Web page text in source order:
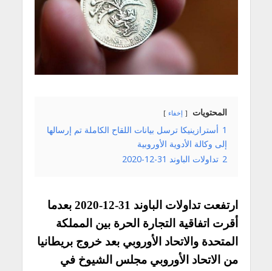
المحتويات إخفاء
1 أسترازينيكا ترسل بيانات اللقاح الكاملة تم إرسالها
إلى وكالة الأدوية الأوروبية
2 تداولات الباوند 31-12-2020
ارتفعتتداولات الباوند 31-12-2020 بعدما
أقرت اتفاقية التجارة الحرة بين المملكة
المتحدة والاتحاد الأوروبي بعد خروج بريطانيا
من الاتحاد الأوروبي مجلس الشيوخ في